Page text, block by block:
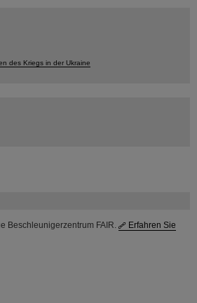
Beschleunigerzentrum FAIR.
Erfahren Sie
des Kriegs in der Ukraine